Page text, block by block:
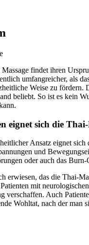
findet ihren
umfangreicher, als
Weise zu fördern.
beliebt. So ist es kein
eignet sich die Thai-
Ansatz eignet sich
und
oder auch das
erwiesen, das die Thai-
mit
verschaffen. Auch
Wohltat, nach der